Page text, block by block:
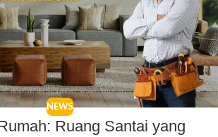
NEWS
Ruang Santai yang